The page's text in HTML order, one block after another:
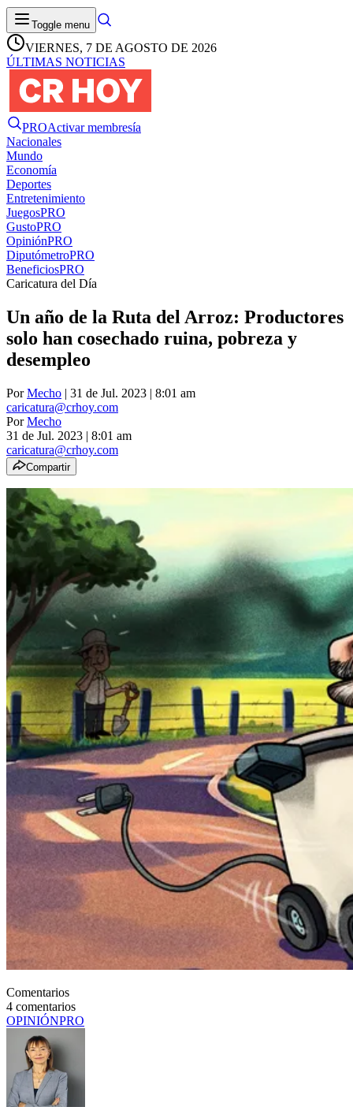
Toggle menu
VIERNES, 7 DE AGOSTO DE 2026
ÚLTIMAS NOTICIAS
PROActivar membresía
Nacionales
Mundo
Economía
Deportes
Entretenimiento
JuegosPRO
GustoPRO
OpiniónPRO
DiputómetroPRO
BeneficiosPRO
Caricatura del Día
Un año de la Ruta del Arroz: Productores
solo han cosechado ruina, pobreza y
desempleo
PorMecho | 31 de Jul. 2023 | 8:01 am
caricatura@crhoy.com
PorMecho
31 de Jul. 2023 | 8:01 am
caricatura@crhoy.com
Compartir
Comentarios
4 comentarios
OPINIÓNPRO